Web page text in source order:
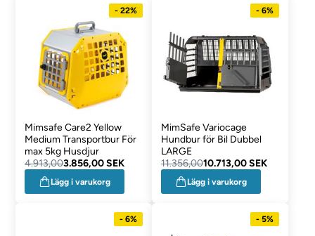
- 22%
Mimsafe Care2 Yellow
Medium Transportbur För
max 5kg Husdjur
4.913,003.856,00 SEK
Lägg i varukorg
- 6%
MimSafe Variocage
Hundbur för Bil Dubbel
LARGE
11.356,0010.713,00 SEK
Lägg i varukorg
- 6% - 5%